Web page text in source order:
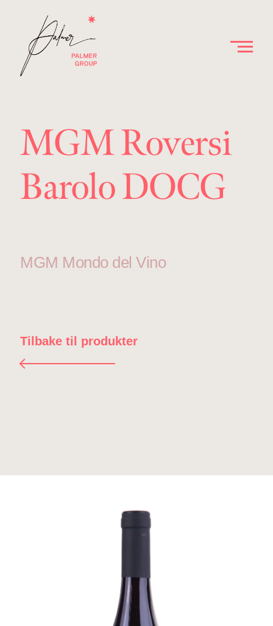
MGM Roversi
Barolo DOCG
MGM Mondo del Vino
Tilbake til produkter